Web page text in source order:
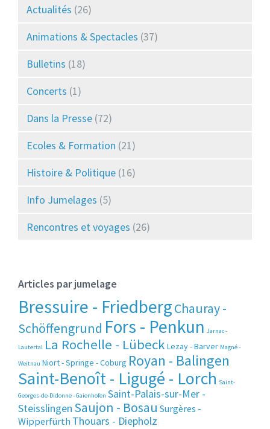
Actualités (26)
Animations & Spectacles (37)
Bulletins (18)
Concerts (1)
Dans la Presse (72)
Ecoles & Formation (21)
Histoire & Politique (16)
Info Jumelages (5)
Rencontres et voyages (26)
Articles par jumelage
Bressuire - FriedbergChauray -
Schöffengrund Fors - Penkun Jarnac -
Lautertal La Rochelle - Lübeck Lezay - Barver Magné -
Weitnau Niort - Springe - Coburg Royan - Balingen
Saint-Benoît - Ligugé - Lorch Saint-
Georges-de-Didonne - Gaienhofen Saint-Palais-sur-Mer -
Steisslingen Saujon - Bosau Surgères -
Wipperfürth Thouars - Diepholz